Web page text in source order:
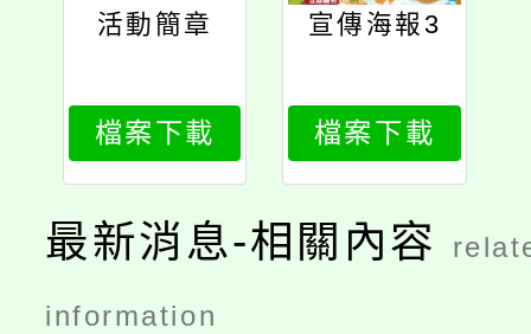
活動簡章
檔案下載
宣傳海報3
檔案下載
最新消息-相關內容
information